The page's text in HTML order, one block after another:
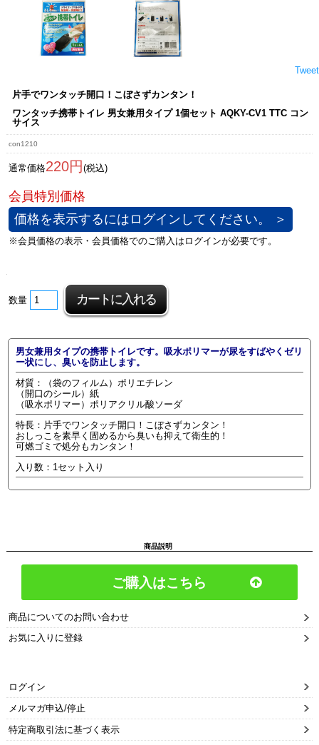
Tweet
片手でワンタッチ開口！こぼさずカンタン！
ワンタッチ携帯トイレ 男女兼用タイプ 1個セット AQKY-CV1 TTC コン
サイス
con1210
通常価格220円 (税込)
価格を表示するにはログインしてください。 ＞
数量
男女兼用タイプの携帯トイレです。吸水ポリマーが尿をすばやくゼリ
ー状にし、臭いを防止します。
材質：（袋のフィルム）ポリエチレン
（開口のシール）紙
（吸水ポリマー）ポリアクリル酸ソーダ
特長：片手でワンタッチ開口！こぼさずカンタン！
おしっこを素早く固めるから臭いも抑えて衛生的！
可燃ゴミで処分もカンタン！
入り数：1セット入り
商品説明
ご購入はこちら
商品についてのお問い合わせ
お気に入りに登録
ログイン
メルマガ申込/停止
特定商取引法に基づく表示